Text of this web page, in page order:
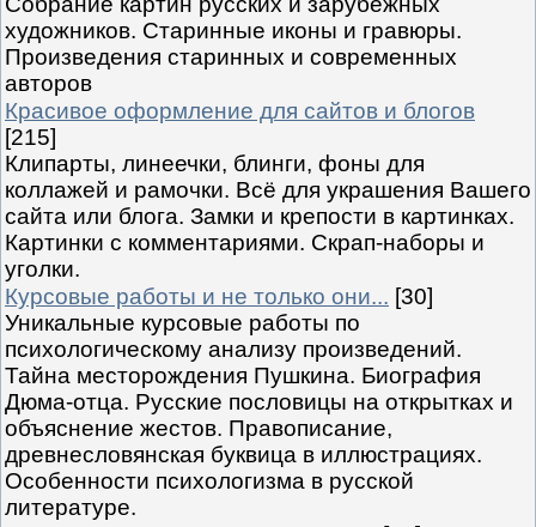
художников. Старинные иконы и гравюры.
Произведения старинных и современных
авторов
Красивое оформление для сайтов и блогов
[215]
Клипарты, линеечки, блинги, фоны для
коллажей и рамочки. Всё для украшения Вашего
сайта или блога. Замки и крепости в картинках.
Картинки с комментариями. Скрап-наборы и
уголки.
Курсовые работы и не только они... [30]
Уникальные курсовые работы по
психологическому анализу произведений.
Тайна месторождения Пушкина. Биография
Дюма-отца. Русские пословицы на открытках и
объяснение жестов. Правописание,
древнесловянская буквица в иллюстрациях.
Особенности психологизма в русской
литературе.